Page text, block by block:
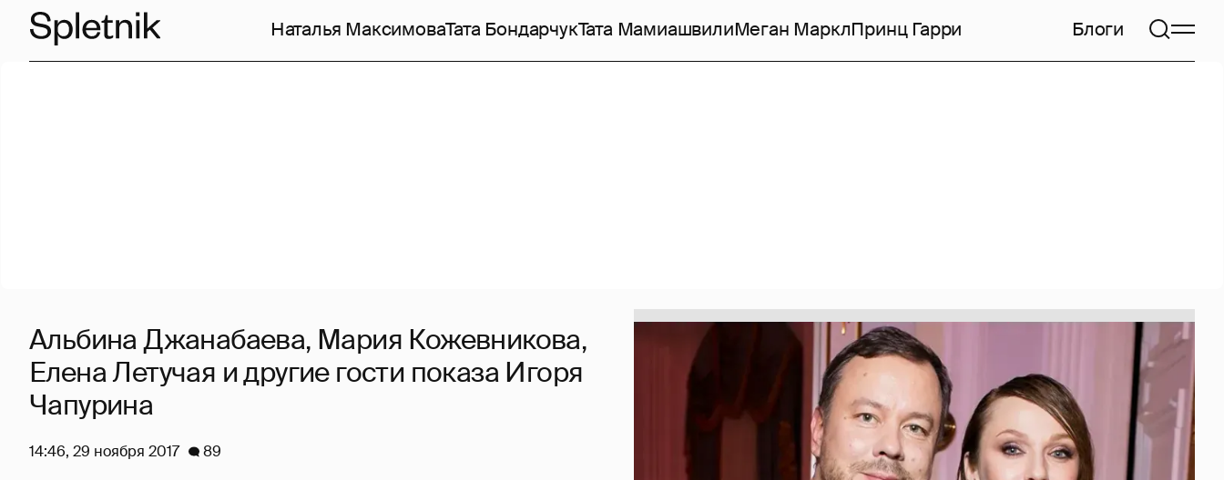
Наталья МаксимоваТата БондарчукТата МамиашвилиМеган МарклПринц Гарри Блоги
Альбина Джанабаева, Мария Кожевникова,
Елена Летучая и другие гости показа Игоря
Чапурина
14:46, 29 ноября 2017 89